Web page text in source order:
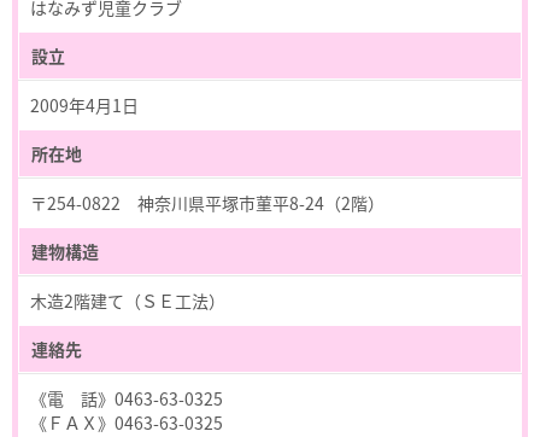
はなみず児童クラブ
設立
2009年4月1日
所在地
〒254-0822 神奈川県平塚市菫平8-24（2階）
建物構造
木造2階建て（ＳＥ工法）
連絡先
《電 話》0463-63-0325
《ＦＡＸ》0463-63-0325